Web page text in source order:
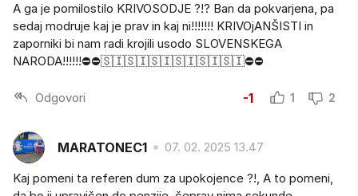
A ga je pomilostilo KRIVOSODJE ?!? Ban da pokvarjena, pa
sedaj modruje kaj je prav in kaj ni!!!!!!! KRIVOjANŠISTI in
zaporniki bi nam radi krojili usodo SLOVENSKEGA
NARODA!!!!!!⛔️⛔️🇸🇮🇸🇮🇸🇮🇸🇮🇸🇮🇸🇮⛔️⛔️
Odgovori -1 1 2
MARATONEC1 07. 02. 2025 13.47
Kaj pomeni ta referen dum za upokojence ?!, A to pomeni,